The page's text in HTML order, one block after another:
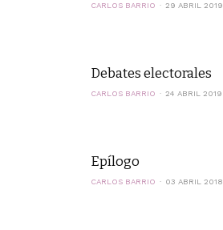
CARLOS BARRIO 29 ABRIL 2019
Debates electorales
CARLOS BARRIO 24 ABRIL 2019
Epílogo
CARLOS BARRIO 03 ABRIL 2018